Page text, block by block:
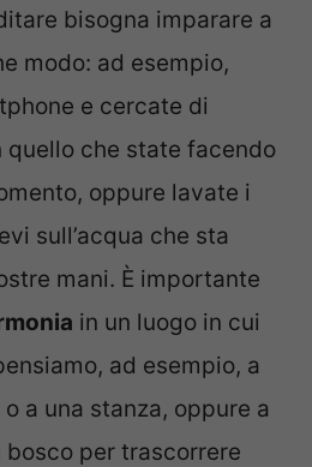
bisogna imparare a
modo: ad esempio,
e cercate di
quello che state facendo
oppure lavate i
sull’acqua che sta
mani. È importante
in un luogo in cui
ad esempio, a
a una stanza, oppure a
bosco per trascorrere